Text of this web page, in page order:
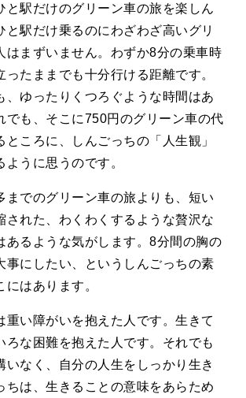
と駅だけのグリーン車の旅を楽しん
と駅だけ乗るのにわざわざ高いグリ
はまずいません。わずか8分の乗車時
ったままでも十分行ける距離です。
、ゆったりくつろぐような時間はあ
でも、そこに750円のグリーン車の代
ところに、しんごっちの「人生観」
ように思うのです。
でのグリーン車の旅よりも、短い
された、わくわくするような贅沢な
あるような気がします。8分間の胸の
事にしたい、というしんごっちの素
はあります。
い障がいを抱えた人です。生きて
ろな困難を抱えた人です。それでも
いなく、自分の人生をしっかり生き
ちは、生きることの意味をあらため